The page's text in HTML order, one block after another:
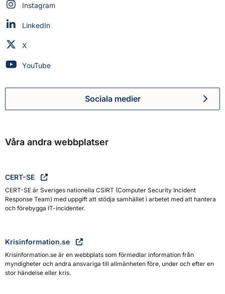
Myndigheten för civilt försvar på
Instagram
Myndigheten för civilt försvar på
LinkedIn
Myndigheten för civilt försvar på
X
Myndigheten för civilt försvar på
YouTube
Myndigheten för civilt
Sociala medier
Våra andra webbplatser
CERT-SE
CERT-SE är Sveriges nationella CSIRT (Computer Security Incident
Response Team) med uppgift att stödja samhället i arbetet med att hantera
och förebygga IT-incidenter.
Krisinformation.se
Krisinformation.se är en webbplats som förmedlar information från
myndigheter och andra ansvariga till allmänheten före, under och efter en
stor händelse eller kris.